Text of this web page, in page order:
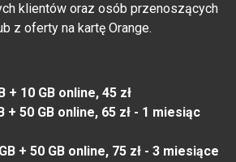
klientów oraz osób przenoszących
z oferty na kartę Orange.
+ 10 GB online, 45 zł
+ 50 GB online, 65 zł - 1 miesiąc
+ 50 GB online, 75 zł - 3 miesiące